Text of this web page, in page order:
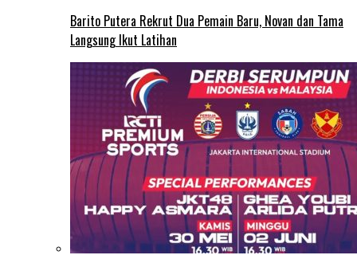
Barito Putera Rekrut Dua Pemain Baru, Novan dan Tama
Langsung Ikut Latihan